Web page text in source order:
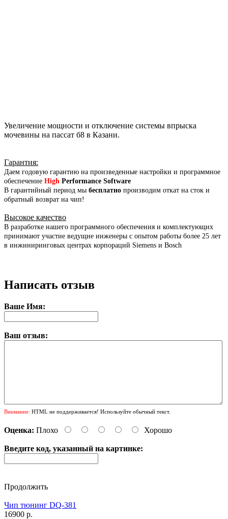
Увеличение мощности и отключение системы впрыска
мочевины на пассат б8 в Казани.
Гарантия:
Даем годовую гарантию на произведенные настройки и программное
обеспечение High Performance Software
В гарантийный период мы бесплатно производим откат на сток и
обратный возврат на чип!
Высокое качество
В разработке нашего программного обеспечения и комплектующих
принимают участие ведущие инженеры с опытом работы более 25 лет
в инжиниринговых центрах корпораций Siemens и Bosch
Написать отзыв
Ваше Имя:
Ваш отзыв:
Внимание: HTML не поддерживается! Используйте обычный текст.
Оценка: Плохо Хорошо
Введите код, указанный на картинке:
Продолжить
Чип тюнинг DQ-381
16900 р.